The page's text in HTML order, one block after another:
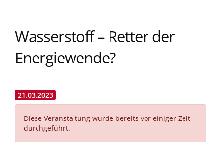
Wasserstoff – Retter der
Energiewende?
21.03.2023
Diese Veranstaltung wurde bereits vor einiger Zeit
durchgeführt.